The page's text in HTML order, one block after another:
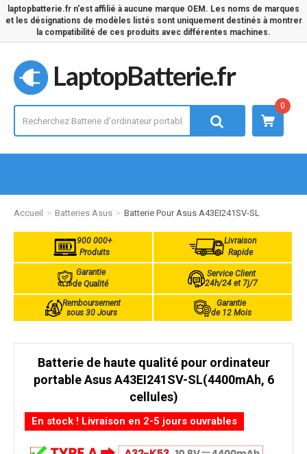
laptopbatterie.fr n'est affilié à aucune marque OEM. Les noms de marques
et les désignations de modèles listés sont uniquement destinés à montrer
la compatibilité de ces produits avec différentes machines.
LaptopBatterie.fr
0
Accueil Batteries Asus Batterie Pour Asus A43EI241SV-SL
900 000+
Produits
Livraison
Rapide
Garantie
de Qualité
Service Client
24h/24 et 7j/7
Remboursement
sous 30 Jours
Garantie
de 12 Mois
Batterie de haute qualité pour ordinateur
portable Asus A43EI241SV-SL(4400mAh, 6
cellules)
En stock ! Livraison en 2-5 jours ouvrables